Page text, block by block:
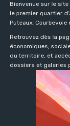
Bienvenue sur le
le premier quartier
Puteaux, Courbevoie
Retrouvez dès la
économiques,
du territoire, et
dossiers et galeries